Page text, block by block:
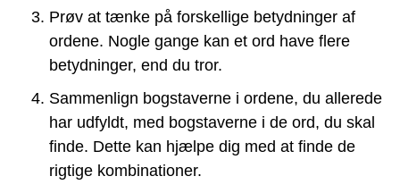
Prøv at tænke på forskellige betydninger af
ordene. Nogle gange kan et ord have flere
betydninger, end du tror.
Sammenlign bogstaverne i ordene, du allerede
har udfyldt, med bogstaverne i de ord, du skal
finde. Dette kan hjælpe dig med at finde de
rigtige kombinationer.